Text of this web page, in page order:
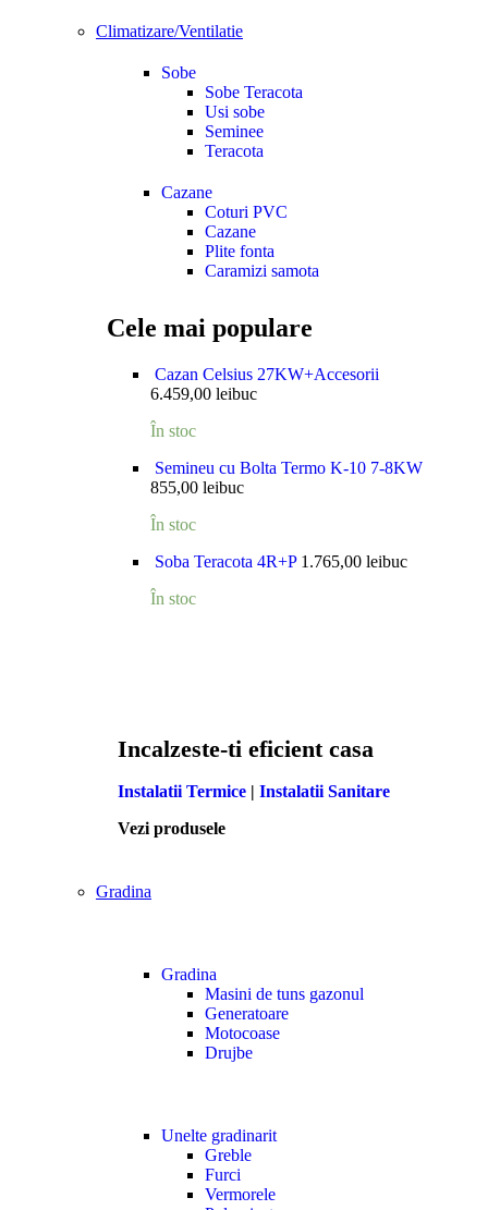
Climatizare/Ventilatie
Sobe
Sobe Teracota
Usi sobe
Seminee
Teracota
Cazane
Coturi PVC
Cazane
Plite fonta
Caramizi samota
Cele mai populare
Cazan Celsius 27KW+Accesorii
6.459,00 leibuc
În stoc
Semineu cu Bolta Termo K-10 7-8KW
855,00 leibuc
În stoc
Soba Teracota 4R+P 1.765,00 leibuc
În stoc
Incalzeste-ti eficient casa
Instalatii Termice | Instalatii Sanitare
Vezi produsele
Gradina
Gradina
Masini de tuns gazonul
Generatoare
Motocoase
Drujbe
Unelte gradinarit
Greble
Furci
Vermorele